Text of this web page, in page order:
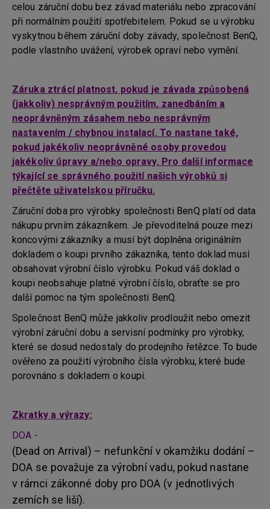
celou záruční dobu bez závad materiálu nebo zpracování
při normálním použití spotřebitelem. Pokud se u výrobku
vyskytnou během záruční doby závady, společnost BenQ,
podle vlastního uvážení, výrobek opraví nebo vymění.
Záruka ztrácí platnost, pokud je závada způsobená
(jakkoliv) nesprávným použitím, zanedbáním a
neoprávněným zásahem nebo nesprávným
nastavením / chybnou instalací. To nastane také,
pokud jakékoliv neoprávněné osoby provedou
jakékoliv úpravy a/nebo opravy. Pro další informace
týkající se správného použití našich výrobků si
přečtěte uživatelskou příručku.
Záruční doba pro výrobky společnosti BenQ platí od data
nákupu prvním zákazníkem. Je převoditelná pouze mezi
koncovými zákazníky a musí být doplněna originálním
dokladem o koupi prvního zákazníka, tento doklad musí
obsahovat výrobní číslo výrobku. Pokud váš doklad o
koupi neobsahuje platné výrobní číslo, obraťte se pro
další pomoc na tým společnosti BenQ.
Společnost BenQ může jakkoliv prodloužit nebo omezit
výrobní záruční dobu a servisní podmínky pro výrobky,
které se dosud nedostaly do prodejního řetězce. To bude
ověřeno za použití výrobního čísla výrobku, které bude
porovnáno s dokladem o koupi.
Zkratky a výrazy:
DOA -
(Dead on Arrival) – nefunkční v okamžiku dodání –
DOA se považuje za výrobní vadu, pokud nastane
v rámci zákonné doby pro DOA (v jednotlivých
zemích se liší).